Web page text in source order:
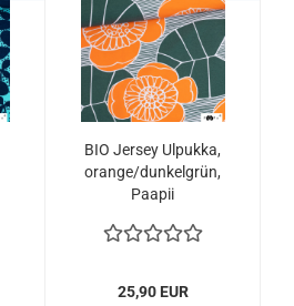
BIO Jersey Ulpukka,
orange/dunkelgrün,
Paapii
25,90 EUR